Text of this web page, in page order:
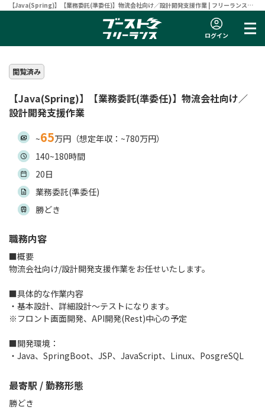
【Java(Spring)】【業務委託(準委任)】物流会社向け／設計開発支援作業 | フリーランスエ
ンジニア向け案件サイト 【ブーストフリーランス】
ログイン
閲覧済み
【Java(Spring)】【業務委託(準委任)】物流会社向け／
設計開発支援作業
~65万円（想定年収：~780万円）
140~180時間
20日
業務委託(準委任)
勝どき
職務内容
■概要
物流会社向け/設計開発支援作業をお任せいたします。
■具体的な作業内容
・基本設計、詳細設計～テストになります。
※フロント画面開発、API開発(Rest)中心の予定
■開発環境：
・Java、SpringBoot、JSP、JavaScript、Linux、PosgreSQL
最寄駅 / 勤務形態
勝どき